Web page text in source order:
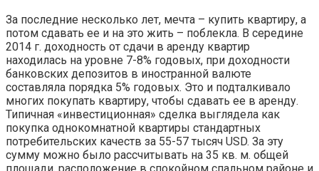
За последние несколько лет, мечта – купить квартиру, а
потом сдавать ее и на это жить – поблекла. В середине
2014 г. доходность от сдачи в аренду квартир
находилась на уровне 7-8% годовых, при доходности
банковских депозитов в иностранной валюте
составляла порядка 5% годовых. Это и подталкивало
многих покупать квартиру, чтобы сдавать ее в аренду.
Типичная «инвестиционная» сделка выглядела как
покупка однокомнатной квартиры стандартных
потребительских качеств за 55-57 тысяч USD. За эту
сумму можно было рассчитывать на 35 кв. м. общей